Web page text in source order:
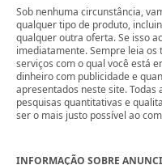
Sob nenhuma circunstância,
qualquer tipo de produto,
qualquer outra oferta. Se isso
imediatamente. Sempre leia
serviços com o qual você está
dinheiro com publicidade e
apresentados neste site. Todas
pesquisas quantitativas e
ser o mais justo possível ao
INFORMAÇÃO SOBRE